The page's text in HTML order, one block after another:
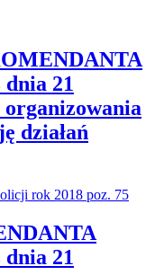
21
organizowania
działań
rok 2018 poz. 75
21